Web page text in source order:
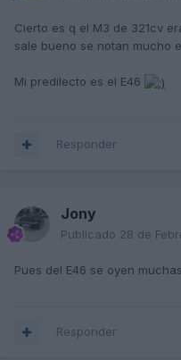
Cierto es q el M3 de 321cv
sale bueno se notan mucho
Mi predilecto es el E46
Responder
Jony
Publicado 28 de
Pues del E46 se oyen
Responder